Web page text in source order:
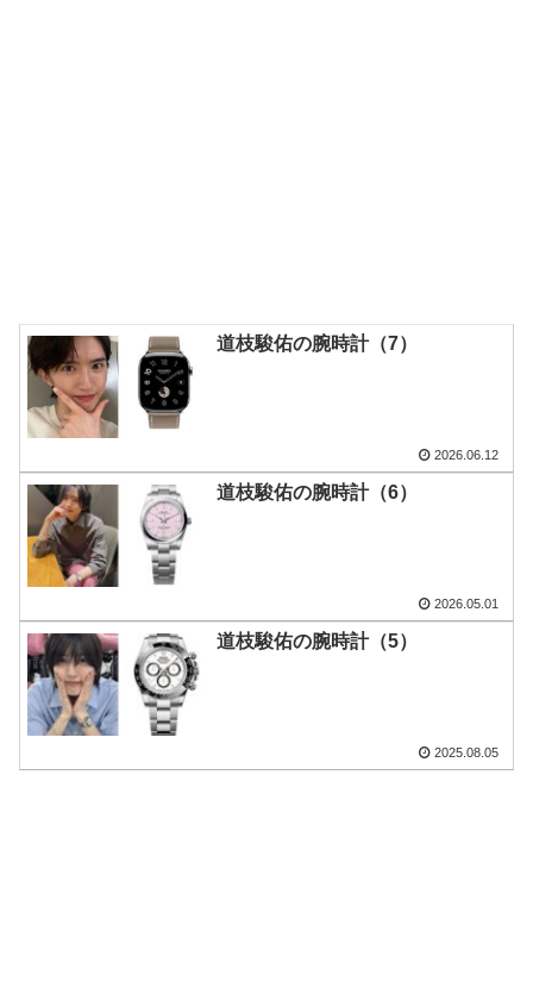
道枝駿佑の腕時計（7）
2026.06.12
道枝駿佑の腕時計（6）
2026.05.01
道枝駿佑の腕時計（5）
2025.08.05